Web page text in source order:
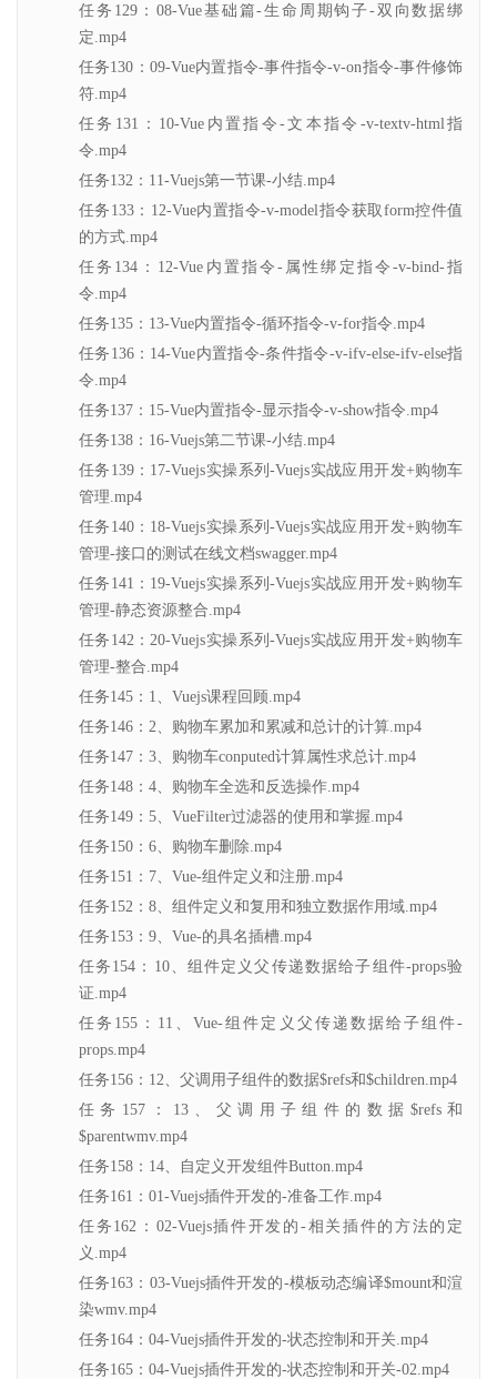
任务129：08-Vue基础篇-生命周期钩子-双向数据绑
定.mp4
任务130：09-Vue内置指令-事件指令-v-on指令-事件修饰
符.mp4
任务131：10-Vue内置指令-文本指令-v-textv-html指
令.mp4
任务132：11-Vuejs第一节课-小结.mp4
任务133：12-Vue内置指令-v-model指令获取form控件值
的方式.mp4
任务134：12-Vue内置指令-属性绑定指令-v-bind-指
令.mp4
任务135：13-Vue内置指令-循环指令-v-for指令.mp4
任务136：14-Vue内置指令-条件指令-v-ifv-else-ifv-else指
令.mp4
任务137：15-Vue内置指令-显示指令-v-show指令.mp4
任务138：16-Vuejs第二节课-小结.mp4
任务139：17-Vuejs实操系列-Vuejs实战应用开发+购物车
管理.mp4
任务140：18-Vuejs实操系列-Vuejs实战应用开发+购物车
管理-接口的测试在线文档swagger.mp4
任务141：19-Vuejs实操系列-Vuejs实战应用开发+购物车
管理-静态资源整合.mp4
任务142：20-Vuejs实操系列-Vuejs实战应用开发+购物车
管理-整合.mp4
任务145：1、Vuejs课程回顾.mp4
任务146：2、购物车累加和累减和总计的计算.mp4
任务147：3、购物车conputed计算属性求总计.mp4
任务148：4、购物车全选和反选操作.mp4
任务149：5、VueFilter过滤器的使用和掌握.mp4
任务150：6、购物车删除.mp4
任务151：7、Vue-组件定义和注册.mp4
任务152：8、组件定义和复用和独立数据作用域.mp4
任务153：9、Vue-的具名插槽.mp4
任务154：10、组件定义父传递数据给子组件-props验
证.mp4
任务155：11、Vue-组件定义父传递数据给子组件-
props.mp4
任务156：12、父调用子组件的数据$refs和$children.mp4
任务157：13、父调用子组件的数据$refs和
$parentwmv.mp4
任务158：14、自定义开发组件Button.mp4
任务161：01-Vuejs插件开发的-准备工作.mp4
任务162：02-Vuejs插件开发的-相关插件的方法的定
义.mp4
任务163：03-Vuejs插件开发的-模板动态编译$mount和渲
染wmv.mp4
任务164：04-Vuejs插件开发的-状态控制和开关.mp4
任务165：04-Vuejs插件开发的-状态控制和开关-02.mp4